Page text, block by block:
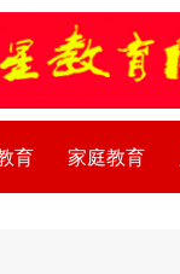
育 家庭教育